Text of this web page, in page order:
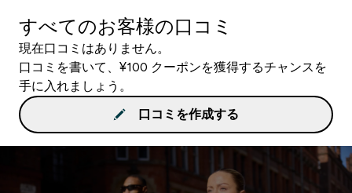
すべてのお客様の口コミ
現在口コミはありません。
口コミを書いて、¥100 クーポンを獲得するチャンスを
手に入れましょう。
口コミを作成する